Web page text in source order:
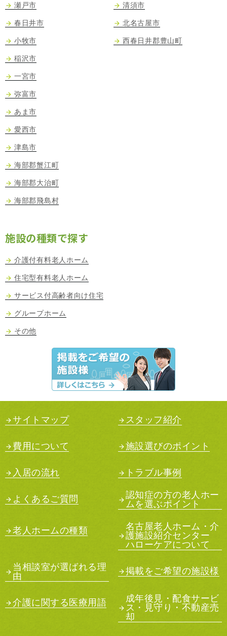
瀬戸市
春日井市
小牧市
清須市
北名古屋市
西春日井郡豊山町
稲沢市
一宮市
弥富市
あま市
愛西市
津島市
海部郡蟹江町
海部郡大治町
海部郡飛島村
施設の種類で探す
介護付有料老人ホーム
住宅型有料老人ホーム
サービス付高齢者向け住宅
グループホーム
その他
サイトマップ スタッフ紹介
費用について 施設選びのポイント
入居の流れ トラブル事例
よくあるご質問
認知症の方の老人ホー
ムを選ぶポイント
老人ホームの種類
名古屋老人ホーム・介
護施設紹介センター
ハローケアについて
当相談室が選ばれる理
由
掲載をご希望の施設様
介護に関する医療用語
成年後見・配食サービ
ス・見守り・不動産売
却